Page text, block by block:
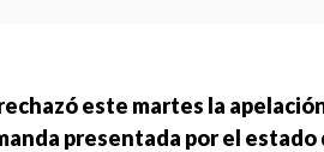
este martes la
presentada por el estado